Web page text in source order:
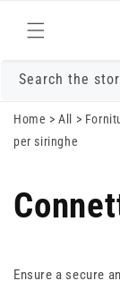
direttamente
ai contenuti
Search the
Home >All >
per siringhe
Ensure a secure